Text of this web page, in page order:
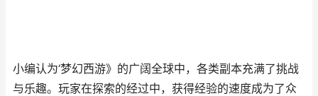
小编认为‘梦幻西游》的广阔全球中，各类副本充满了挑战
与乐趣。玩家在探索的经过中，获得经验的速度成为了众